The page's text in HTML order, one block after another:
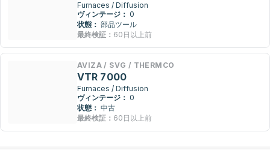
Furnaces / Diffusion
ヴィンテージ： 0
状態： 部品ツール
最終検証： 60日以上前
AVIZA / SVG / THERMCO
VTR 7000
Furnaces / Diffusion
ヴィンテージ： 0
状態： 中古
最終検証： 60日以上前